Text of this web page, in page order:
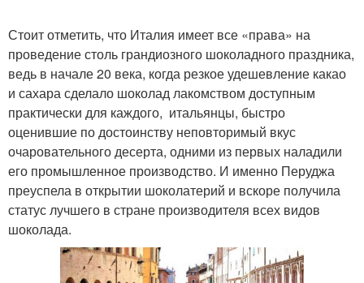
Стоит отметить, что Италия имеет все «права» на
проведение столь грандиозного шоколадного праздника,
ведь в начале 20 века, когда резкое удешевление какао
и сахара сделало шоколад лакомством доступным
практически для каждого, итальянцы, быстро
оценившие по достоинству неповторимый вкус
очаровательного десерта, одними из первых наладили
его промышленное производство. И именно Перуджа
преуспела в открытии шоколатерий и вскоре получила
статус лучшего в стране производителя всех видов
шоколада.